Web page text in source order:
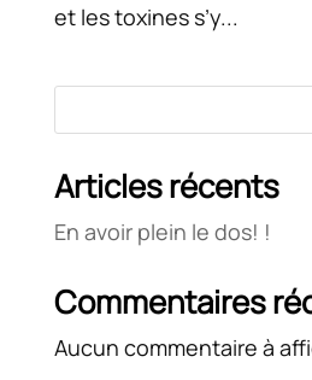
et les toxines s’y...
Articles récents
En avoir plein le dos! !
Commentaires
Aucun commentaire à